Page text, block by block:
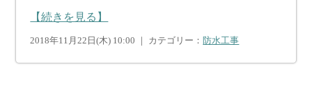
【続きを見る】
2018年11月22日(木) 10:00 ｜ カテゴリー： 防水工事